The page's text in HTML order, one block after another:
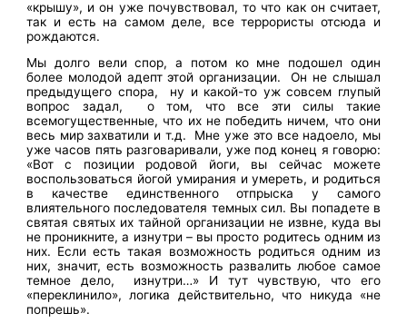
«крышу», и он уже почувствовал, то что как он считает,
так и есть на самом деле, все террористы отсюда и
рождаются.
Мы долго вели спор, а потом ко мне подошел один
более молодой адепт этой организации. Он не слышал
предыдущего спора, ну и какой-то уж совсем глупый
вопрос задал, о том, что все эти силы такие
всемогущественные, что их не победить ничем, что они
весь мир захватили и т.д. Мне уже это все надоело, мы
уже часов пять разговаривали, уже под конец я говорю:
«Вот с позиции родовой йоги, вы сейчас можете
воспользоваться йогой умирания и умереть, и родиться
в качестве единственного отпрыска у самого
влиятельного последователя темных сил. Вы попадете в
святая святых их тайной организации не извне, куда вы
не проникните, а изнутри – вы просто родитесь одним из
них. Если есть такая возможность родиться одним из
них, значит, есть возможность развалить любое самое
темное дело, изнутри…» И тут чувствую, что его
«переклинило», логика действительно, что никуда «не
попрешь».